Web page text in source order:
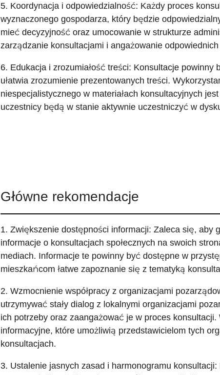
5. Koordynacja i odpowiedzialność: Każdy proces
wyznaczonego gospodarza, który będzie
mieć decyzyjność oraz umocowanie w strukturze
zarządzanie konsultacjami i angażowanie
6. Edukacja i zrozumiałość treści: Konsultacje powinny
ułatwia zrozumienie prezentowanych treści.
niespecjalistycznego w materiałach konsultacyjnych
uczestnicy będą w stanie aktywnie uczestniczyć w
Główne rekomendacje
1. Zwiększenie dostępności informacji: Zaleca się, aby
informacje o konsultacjach społecznych na swoich
mediach. Informacje te powinny być dostępne w
mieszkańcom łatwe zapoznanie się z tematyką
2. Wzmocnienie współpracy z organizacjami
utrzymywać stały dialog z lokalnymi organizacjami
ich potrzeby oraz zaangażować je w proces
informacyjne, które umożliwią przedstawicielom tych
konsultacjach.
3. Ustalenie jasnych zasad i harmonogramu